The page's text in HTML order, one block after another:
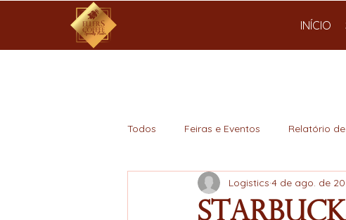
INÍCIO
Todos Feiras e Eventos Relatório
Logistics 4 de ago. de